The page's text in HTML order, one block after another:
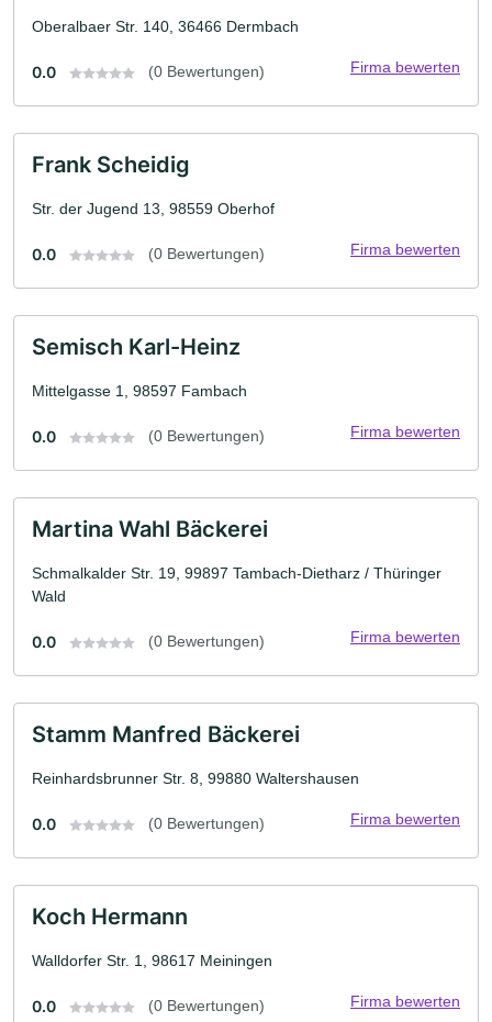
Oberalbaer Str. 140, 36466 Dermbach
0.0 (0 Bewertungen) Firma bewerten
Frank Scheidig
Str. der Jugend 13, 98559 Oberhof
0.0 (0 Bewertungen) Firma bewerten
Semisch Karl-Heinz
Mittelgasse 1, 98597 Fambach
0.0 (0 Bewertungen) Firma bewerten
Martina Wahl Bäckerei
Schmalkalder Str. 19, 99897 Tambach-Dietharz / Thüringer
Wald
0.0 (0 Bewertungen) Firma bewerten
Stamm Manfred Bäckerei
Reinhardsbrunner Str. 8, 99880 Waltershausen
0.0 (0 Bewertungen) Firma bewerten
Koch Hermann
Walldorfer Str. 1, 98617 Meiningen
0.0 (0 Bewertungen) Firma bewerten